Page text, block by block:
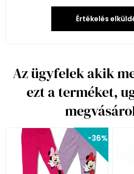
Értékelés
Az ügyfelek akik
ezt a terméket,
-36%